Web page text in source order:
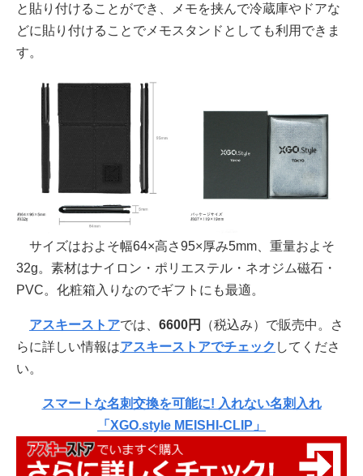
と貼り付けることができ、メモを挟んで冷蔵庫やドアな
どに貼り付けることでメモスタンドとしても利用できま
す。
サイズはおよそ幅64×高さ95×厚み5mm、重量およそ
32g。素材はナイロン・ポリエステル・ネオジム磁石・
PVC。化粧箱入りなのでギフトにも最適。
アスキーストアでは、 6600円
（税込み）で販売中。さ
らに詳しい情報はアスキーストアでチェック してくださ
い。
スマートな名刺交換を可能に! 入れない名刺入れ
「XGO.style MEISHI-CLIP」